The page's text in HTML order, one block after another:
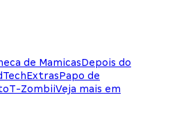
de MamicasDepois do
ExtrasPapo de
T-ZombiiVeja mais em